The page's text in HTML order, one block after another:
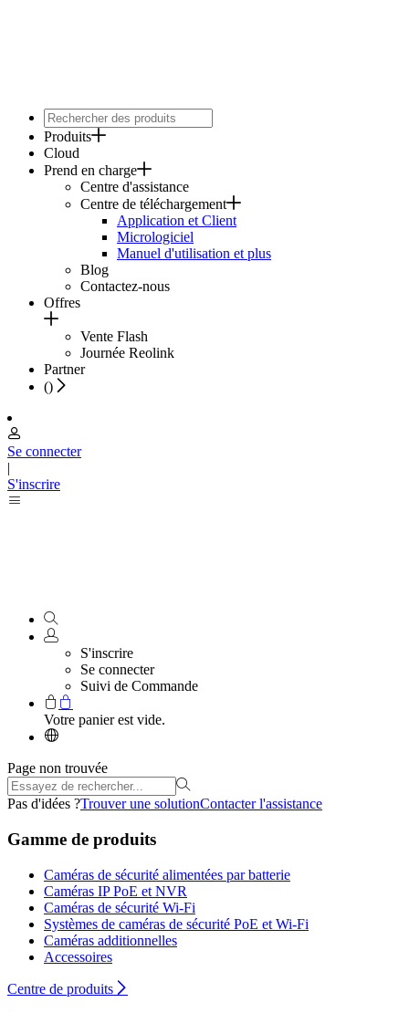
Produits
Cloud
Prend en charge
Centre d'assistance
Centre de téléchargement
Application et Client
Micrologiciel
Manuel d'utilisation et plus
Blog
Contactez-nous
Offres
Vente Flash
Journée Reolink
Partner
()
Se connecter
|
S'inscrire
S'inscrire
Se connecter
Suivi de Commande
Votre panier est vide.
Page non trouvée
Pas d'idées ?Trouver une solutionContacter l'assistance
Gamme de produits
Caméras de sécurité alimentées par batterie
Caméras IP PoE et NVR
Caméras de sécurité Wi-Fi
Systèmes de caméras de sécurité PoE et Wi-Fi
Caméras additionnelles
Accessoires
Centre de produits